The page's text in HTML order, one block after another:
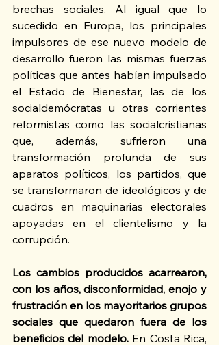
brechas sociales. Al igual que lo
sucedido en Europa, los principales
impulsores de ese nuevo modelo de
desarrollo fueron las mismas fuerzas
políticas que antes habían impulsado
el Estado de Bienestar, las de los
socialdemócratas u otras corrientes
reformistas como las socialcristianas
que, además, sufrieron una
transformación profunda de sus
aparatos políticos, los partidos, que
se transformaron de ideológicos y de
cuadros en maquinarias electorales
apoyadas en el clientelismo y la
corrupción.
Los cambios producidos acarrearon,
con los años, disconformidad, enojo y
frustración en los mayoritarios grupos
sociales que quedaron fuera de los
beneficios del modelo. En Costa Rica,